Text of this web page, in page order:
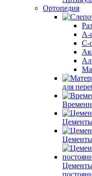
Ортопедия
А-
С-
для